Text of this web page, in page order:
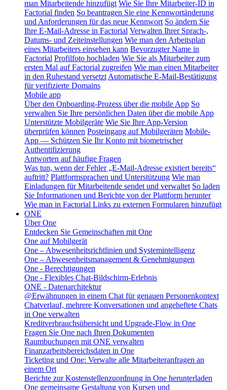
man Mitarbeitende hinzufügt Wie Sie Ihre Mitarbeiter-ID in
Factorial finden So beantragen Sie eine Kennwortänderung
und Anforderungen für das neue Kennwort So ändern Sie
Ihre E-Mail-Adresse in Factorial Verwalten Ihrer Sprach-,
Datums- und Zeiteinstellungen Wie man den Arbeitsplan
eines Mitarbeiters einsehen kann Bevorzugter Name in
Factorial Profilfoto hochladen Wie Sie als Mitarbeiter zum
ersten Mal auf Factorial zugreifen Wie man einen Mitarbeiter
in den Ruhestand versetzt Automatische E-Mail-Bestätigung
für verifizierte Domains
Mobile app
Über den Onboarding-Prozess über die mobile App So
verwalten Sie Ihre persönlichen Daten über die mobile App
Unterstützte Mobilgeräte Wie Sie Ihre App-Version
überprüfen können Posteingang auf Mobilgeräten Mobile-
App — Schützen Sie Ihr Konto mit biometrischer
Authentifizierung
Antworten auf häufige Fragen
Was tun, wenn der Fehler „E-Mail-Adresse existiert bereits“
auftritt? Plattformsprachen und Unterstützung Wie man
Einladungen für Mitarbeitende sendet und verwaltet So laden
Sie Informationen und Berichte von der Plattform herunter
Wie man in Factorial Links zu externen Formularen hinzufügt
ONE
Über One
Entdecken Sie Gemeinschaften mit One
One auf Mobilgerät
One – Abwesenheitsrichtlinien und Systemintelligenz
One – Abwesenheitsmanagement & Genehmigungen
One - Berechtigungen
One - Flexibles Chat-Bildschirm-Erlebnis
ONE - Datenarchitektur
@Erwähnungen in einem Chat für genauen Personenkontext
Chatverlauf, mehrere Konversationen und angeheftete Chats
in One verwalten
Kreditverbrauchsübersicht und Upgrade-Flow in One
Fragen Sie One nach Ihren Dokumenten
Raumbuchungen mit ONE verwalten
Finanzarbeitsbereichsdaten in One
Ticketing und One: Verwalte alle Mitarbeiteranfragen an
einem Ort
Berichte zur Kostenstellenzuordnung in One herunterladen
One gemeinsame Gestaltung von Kursen und